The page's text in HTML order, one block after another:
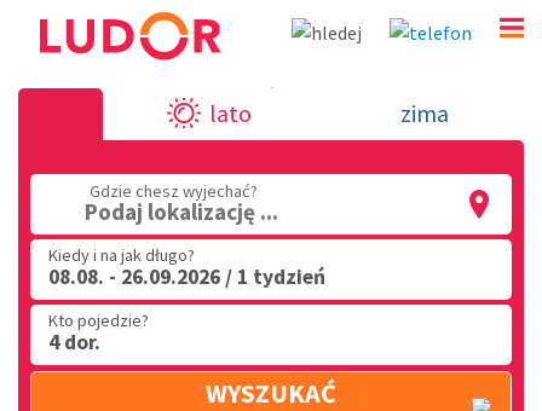
Karta korzyści nad jeziorem
(32) 720 60 56
PN - PT: 9.00 - 15.00
lato zima
Gdzie chesz wyjechać?
Podaj lokalizację ...
Kiedy i na jak długo?
08.08. - 26.09.2026 / 1 tydzień
Kto pojedzie?
4 dor.
WYSZUKAĆ